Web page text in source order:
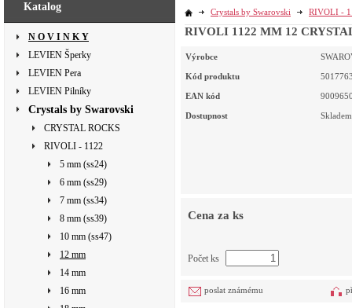
Katalog
N O V I N K Y
LEVIEN Šperky
LEVIEN Pera
LEVIEN Pilníky
Crystals by Swarovski
CRYSTAL ROCKS
RIVOLI - 1122
5 mm (ss24)
6 mm (ss29)
7 mm (ss34)
8 mm (ss39)
10 mm (ss47)
12 mm
14 mm
16 mm
Crystals by Swarovski RIVOLI -
RIVOLI 1122 MM 12
Výrobce
Kód produktu
EAN kód
Dostupnost Skladem
Cena za ks
Počet ks
poslat známému